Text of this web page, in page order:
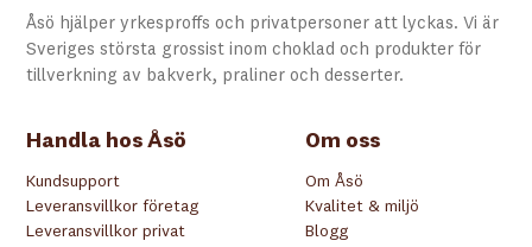
Åsö hjälper yrkesproffs och privatpersoner att lyckas. Vi är
Sveriges största grossist inom choklad och produkter för
tillverkning av bakverk, praliner och desserter.
Om oss
Om Åsö
Kvalitet & miljö
Blogg
Handla hos Åsö
Kundsupport
Leveransvillkor företag
Leveransvillkor privat